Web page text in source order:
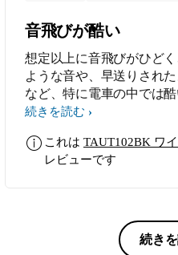
音飛びが酷い
想定以上に音飛びがひど
ような音や、早送りされ
など、特に電車の中では酷
PCに接続した際は、何故か
ングできませんでした。
できたとおもっら、突然音
続きを読む
これは TAUT102BK ワ
レビューです
続き